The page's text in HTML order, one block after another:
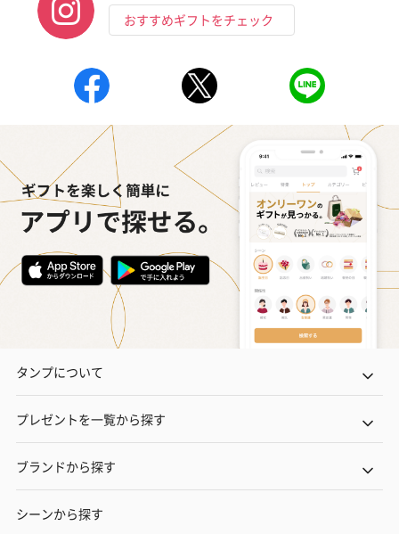
おすすめギフトをチェック
タンプについて
プレゼントを一覧から探す
ブランドから探す
シーンから探す